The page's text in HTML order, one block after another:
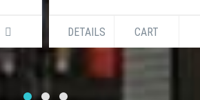
DETAILS CART